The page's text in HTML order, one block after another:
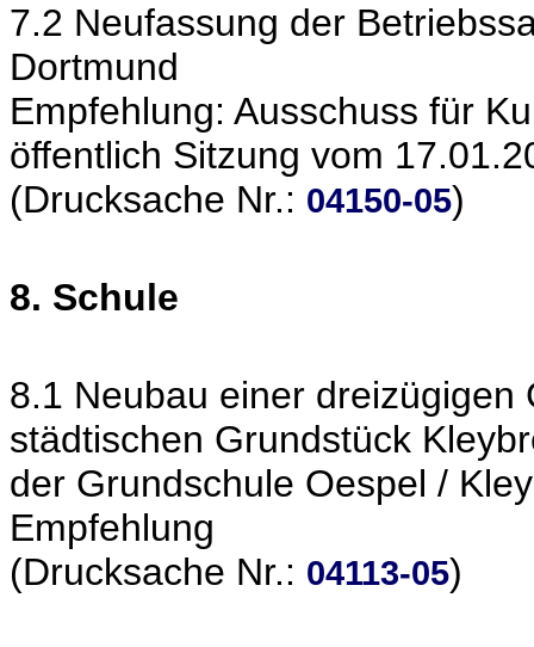
7.2 Neufassung der
Dortmund
Empfehlung: Ausschuss für
öffentlich Sitzung vom
(Drucksache Nr.: 04150-05)
8. Schule
8.1 Neubau einer
städtischen Grundstück
der Grundschule Oespel / Kley
Empfehlung
(Drucksache Nr.: 04113-05)